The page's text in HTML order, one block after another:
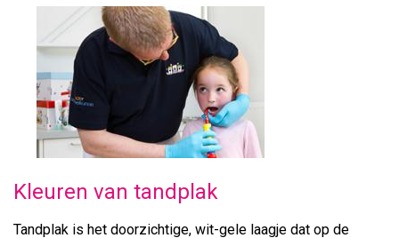
Kleuren van tandplak
Tandplak is het doorzichtige, wit-gele laagje dat op de